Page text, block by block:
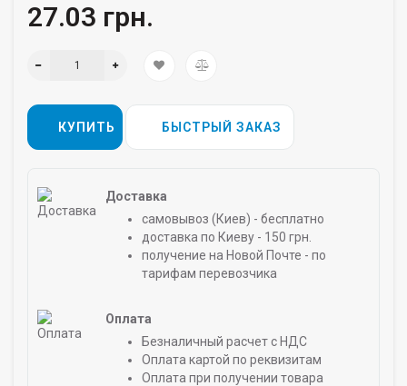
27.03 грн.
КУПИТЬ БЫСТРЫЙ ЗАКАЗ
Доставка
самовывоз (Киев) - бесплатно
доставка по Киеву - 150 грн.
получение на Новой Почте - по
тарифам перевозчика
Оплата
Безналичный расчет с НДС
Оплата картой по реквизитам
Оплата при получении товара